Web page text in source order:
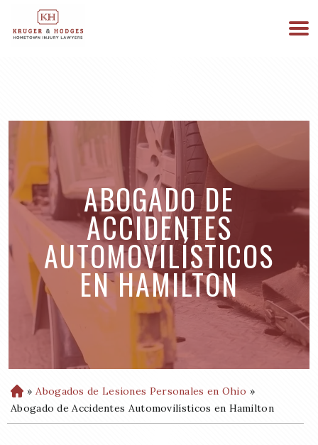
ESTAMOS DISPONIBLES 24/7
ABOGADO DE
ACCIDENTES
AUTOMOVILÍSTICOS
EN HAMILTON
H
o
m
» Abogados de Lesiones Personales en Ohio »
Abogado de Accidentes Automovilísticos en Hamilton